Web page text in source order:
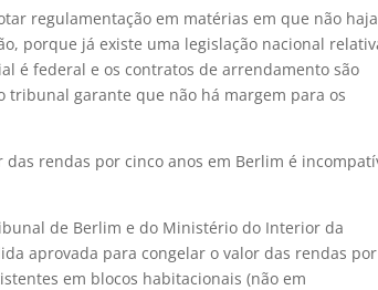
regulamentação em matérias em que não haja
porque já existe uma legislação nacional
é federal e os contratos de arrendamento são
tribunal garante que não há margem para os
rendas por cinco anos em Berlim é
de Berlim e do Ministério do Interior da
aprovada para congelar o valor das rendas por
em blocos habitacionais (não em